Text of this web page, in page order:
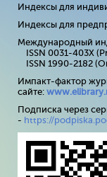
Индексы для
Индексы для
Международный
ISSN 0031-403X
ISSN 1990-2182
Импакт-фактор
сайте: www.elibrary.
Подписка через
- https://